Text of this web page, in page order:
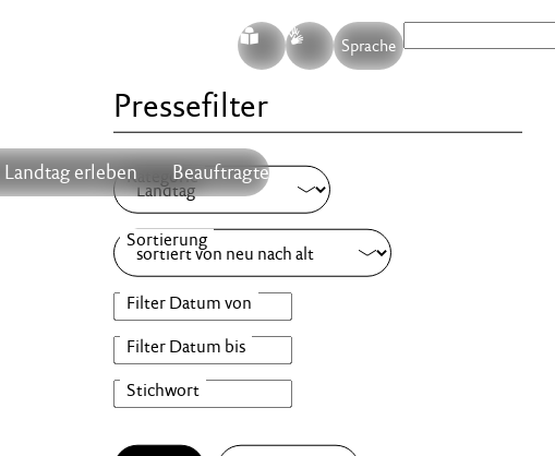
S G Sprache
Landtag erleben Beauftragte
Pressefilter